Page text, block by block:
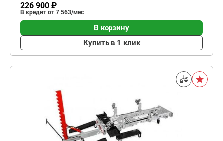
226 900 ₽
В кредит от 7 563/мес
В корзину
Купить в 1 клик